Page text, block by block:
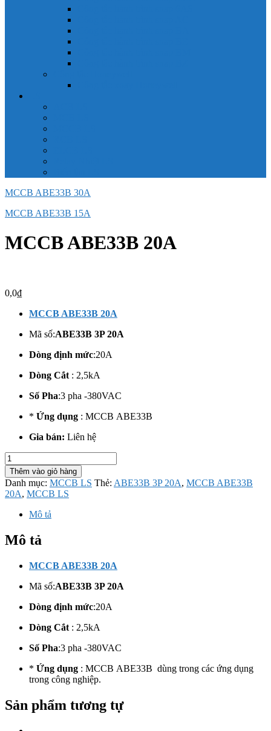
MCCB ABE33B 30A
MCCB ABE33B 15A
MCCB ABE33B 20A
0,0₫
MCCB ABE33B 20A
Mã số:ABE33B 3P 20A
Dòng định mức:20A
Dòng Cắt : 2,5kA
Số Pha:3 pha -380VAC
* Ứng dụng : MCCB ABE33B
Gia bán: Liên hệ
MCCB
ABE33B
20A
số
lượng
Thêm vào giỏ hàng
Danh mục: MCCB LS Thẻ: ABE33B 3P 20A, MCCB ABE33B
20A, MCCB LS
Mô tả
Mô tả
MCCB ABE33B 20A
Mã số:ABE33B 3P 20A
Dòng định mức:20A
Dòng Cắt : 2,5kA
Số Pha:3 pha -380VAC
* Ứng dụng : MCCB ABE33B dùng trong các ứng dụng
trong công nghiệp.
Sản phẩm tương tự